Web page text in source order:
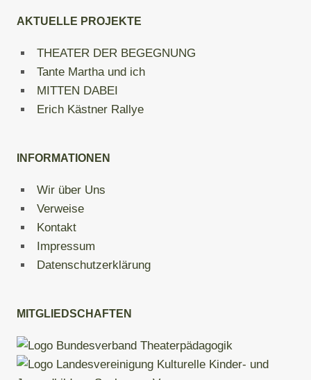
AKTUELLE PROJEKTE
THEATER DER BEGEGNUNG
Tante Martha und ich
MITTEN DABEI
Erich Kästner Rallye
INFORMATIONEN
Wir über Uns
Verweise
Kontakt
Impressum
Datenschutzerklärung
MITGLIEDSCHAFTEN